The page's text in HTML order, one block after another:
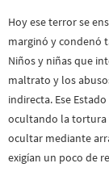
Hoy ese terror se
marginó y condenó
Niños y niñas que
maltrato y los
indirecta. Ese
ocultando la tortura
ocultar mediante
exigían un poco de